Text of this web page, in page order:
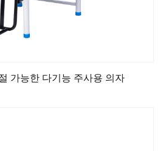
가능한 다기능 주사용 의자